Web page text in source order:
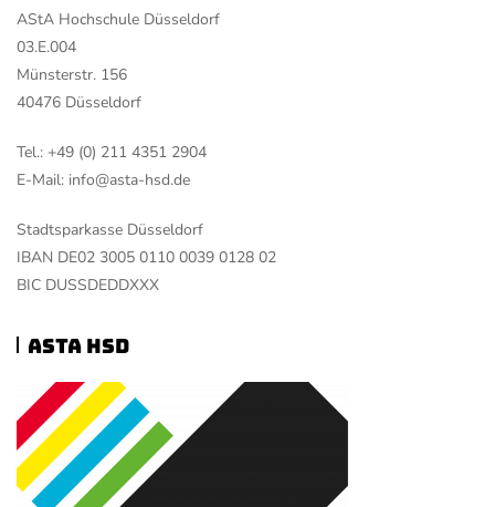
AStA Hochschule Düsseldorf
03.E.004
Münsterstr. 156
40476 Düsseldorf
Tel.: +49 (0) 211 4351 2904
E-Mail: info@asta-hsd.de
Stadtsparkasse Düsseldorf
IBAN DE02 3005 0110 0039 0128 02
BIC DUSSDEDDXXX
ASTA HSD